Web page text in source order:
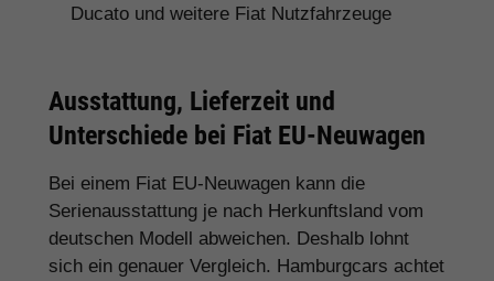
Ducato und weitere Fiat Nutzfahrzeuge
Ausstattung, Lieferzeit und
Unterschiede bei Fiat EU-Neuwagen
Bei einem Fiat EU-Neuwagen kann die
Serienausstattung je nach Herkunftsland vom
deutschen Modell abweichen. Deshalb lohnt
sich ein genauer Vergleich. Hamburgcars achtet